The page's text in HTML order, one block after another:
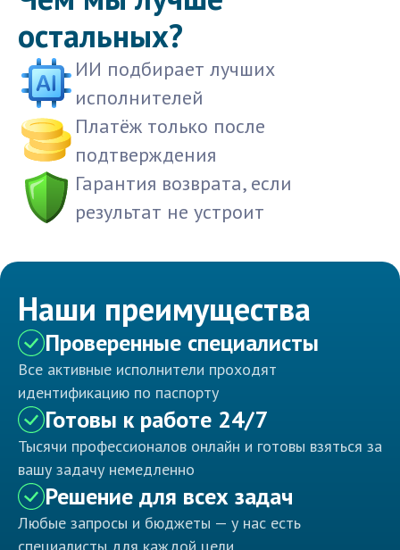
остальных?
ИИ подбирает лучших
исполнителей
Платёж только после
подтверждения
Гарантия возврата, если
результат не устроит
Наши преимущества
Проверенные специалисты
Все активные исполнители проходят
идентификацию по паспорту
Готовы к работе 24/7
Тысячи профессионалов онлайн и готовы взяться за
вашу задачу немедленно
Решение для всех задач
Любые запросы и бюджеты — у нас есть